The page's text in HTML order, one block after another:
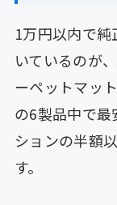
1万円以内で
いているのが
ーペットマッ
の6製品中で
ションの半額
す。